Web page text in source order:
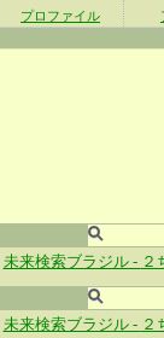
プロファイル
未来検索ブラジル - ２
未来検索ブラジル - ２